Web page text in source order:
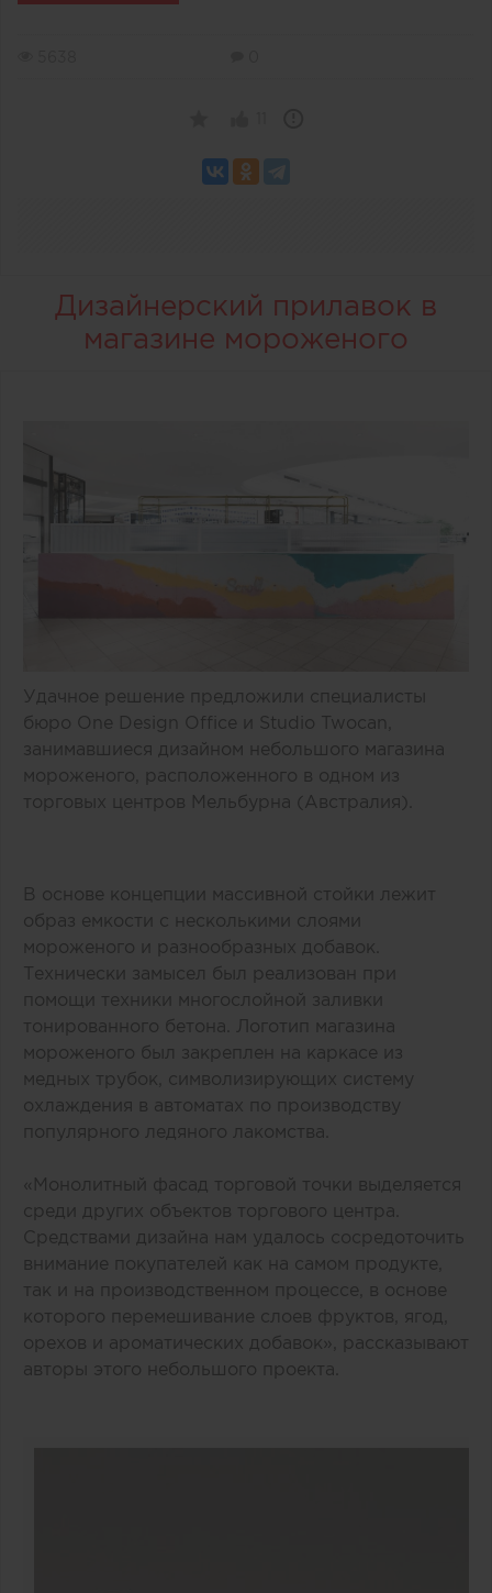
Дизайнерский прилавок в
магазине мороженого
Удачное решение предложили специалисты
бюро One Design Office и Studio Twocan,
занимавшиеся дизайном небольшого магазина
мороженого, расположенного в одном из
торговых центров Мельбурна (Австралия).
В основе концепции массивной стойки лежит
образ емкости с несколькими слоями
мороженого и разнообразных добавок.
Технически замысел был реализован при
помощи техники многослойной заливки
тонированного бетона. Логотип магазина
мороженого был закреплен на каркасе из
медных трубок, символизирующих систему
охлаждения в автоматах по производству
популярного ледяного лакомства.
«Монолитный фасад торговой точки выделяется
среди других объектов торгового центра.
Средствами дизайна нам удалось сосредоточить
внимание покупателей как на самом продукте,
так и на производственном процессе, в основе
которого перемешивание слоев фруктов, ягод,
орехов и ароматических добавок», рассказывают
авторы этого небольшого проекта.